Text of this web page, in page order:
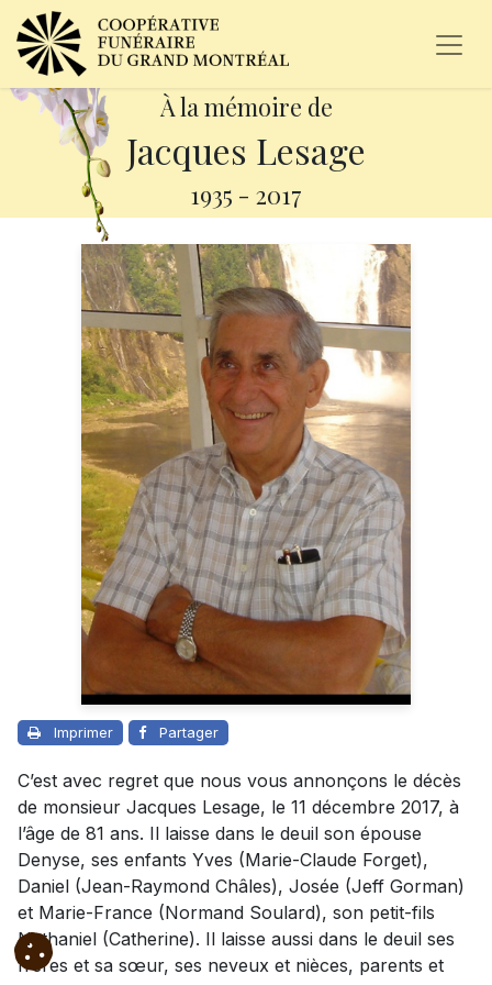
À la mémoire de
Jacques Lesage
1935 - 2017
Imprimer Partager
C’est avec regret que nous vous annonçons le décès
de monsieur Jacques Lesage, le 11 décembre 2017, à
l’âge de 81 ans. Il laisse dans le deuil son épouse
Denyse, ses enfants Yves (Marie-Claude Forget),
Daniel (Jean-Raymond Châles), Josée (Jeff Gorman)
et Marie-France (Normand Soulard), son petit-fils
Nathaniel (Catherine). Il laisse aussi dans le deuil ses
frères et sa sœur, ses neveux et nièces, parents et